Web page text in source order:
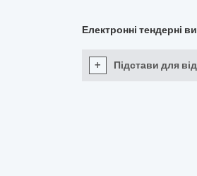
Електронні тендерні
+ Підстави для